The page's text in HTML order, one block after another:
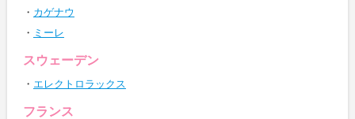
カゲナウ
ミーレ
スウェーデン
エレクトロラックス
フランス